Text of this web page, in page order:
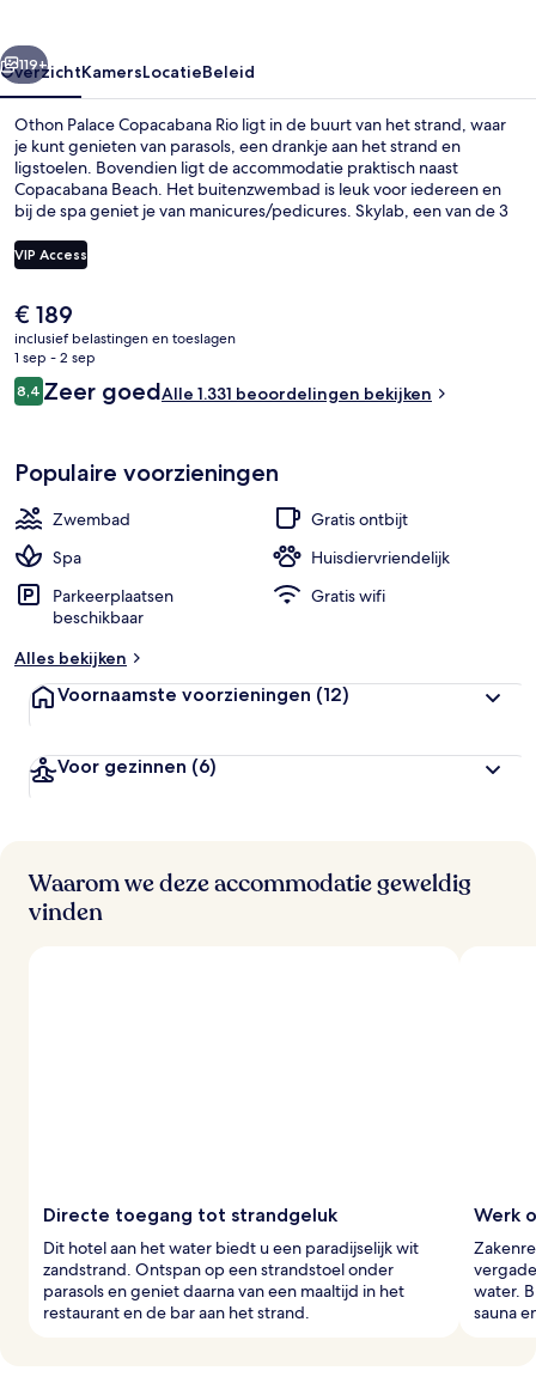
Volgende
119+
OverzichtKamersLocatieBeleid
Othon Palace Copacabana Rio ligt in de buurt van het strand, waar
je kunt genieten van parasols, een drankje aan het strand en
ligstoelen. Bovendien ligt de accommodatie praktisch naast
Copacabana Beach. Het buitenzwembad is leuk voor iedereen en
bij de spa geniet je van manicures/pedicures. Skylab, een van de 3
diner. Tot de hoogtepunten behoren ook 2 bars/lounges, een gratis
kinderclub en een fitnesscentrum. Andere reizigers zijn erg te
strand. Het openbaar vervoer vind je op korte loopafstand: het is 7
minuten lopen naar Station Cantagalo en 11 minuten naar
Metrostation Estação 1.
VIP Access
De
huidige
prijs
is
€ 189
€ 189
inclusief belastingen en toeslagen
1 sep - 2 sep
Beoordelingen
8,48,4 op 10 –
Zeer goedAlle 1.331 beoordelingen bekijken
Populaire voorzieningen
Zwembad
Gratis ontbijt
Spa
Huisdiervriendelijk
Parkeerplaatsen
beschikbaar
Gratis wifi
Alles bekijken
Voornaamste voorzieningen (12)
Voor gezinnen (6)
Waarom we deze accommodatie geweldig
vinden
Directe toegang tot strandgeluk
Dit hotel aan het water biedt u een paradijselijk wit
zandstrand. Ontspan op een strandstoel onder
parasols en geniet daarna van een maaltijd in het
restaurant en de bar aan het strand.
Werk
water.
sauna